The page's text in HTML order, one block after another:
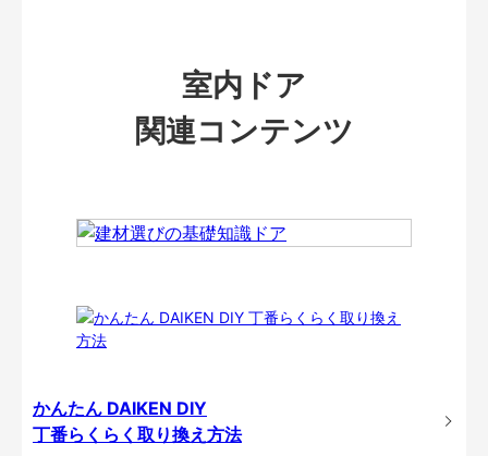
室内ドア
関連コンテンツ
かんたん DAIKEN DIY
丁番らくらく取り換え方法